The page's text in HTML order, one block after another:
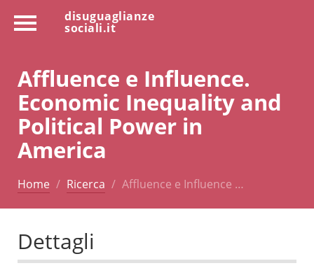
disuguaglianze
sociali.it
Affluence e Influence.
Economic Inequality and
Political Power in
America
Home Ricerca Affluence e Influence …
Dettagli